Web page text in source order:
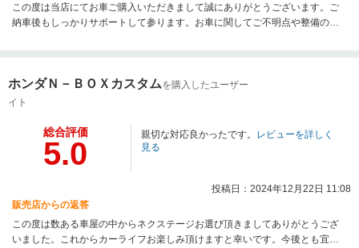
この度は当店にてお車ご購入いただきまして誠にありがとうございます。ご
納車後もしっかりサポートして参ります。お車に関してご不明点や整備のご
りお待ち申し上げております。
ホンダＮ－ＢＯＸカスタムを購入したユーザー
イト
総合評価
5.0
親切な対応良かったです。 レビューを詳しく
見る
投稿日：2024年12月22日 11:08
販売店からの返答
この度は数ある車屋の中からネクステージお選び頂きましてありがとうござ
いました。これからカーライフお楽しみ頂けますと幸いです。今後とも宜し